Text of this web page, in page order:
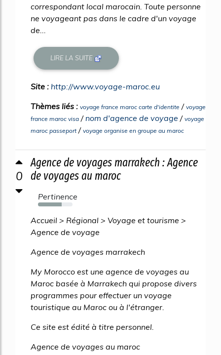
correspondant local marocain. Toute personne
ne voyageant pas dans le cadre d'un voyage
de...
LIRE LA SUITE
Site : http://www.voyage-maroc.eu
Thèmes liés : voyage france maroc carte d'identite / voyage
france maroc visa / nom d'agence de voyage / voyage
maroc passeport/ voyage organise en groupe au maroc
0
Agence de voyages marrakech : Agence
de voyages au maroc
Pertinence
68%
Accueil > Régional > Voyage et tourisme >
Agence de voyage
Agence de voyages marrakech
My Morocco est une agence de voyages au
Maroc basée à Marrakech qui propose divers
programmes pour effectuer un voyage
touristique au Maroc ou à l'étranger.
Ce site est édité à titre personnel.
Agence de voyages au maroc